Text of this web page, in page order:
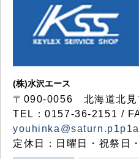
(株)水沢エース
〒090-0056 北海道北見
TEL：0157-36-2151 /
定休日：日曜日・祝祭日